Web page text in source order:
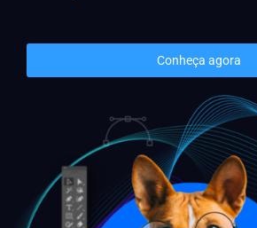
Conheça agora